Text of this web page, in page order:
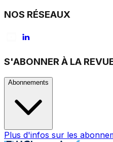
NOS RÉSEAUX
S'ABONNER À LA
Abonnements
Plus d'infos sur les